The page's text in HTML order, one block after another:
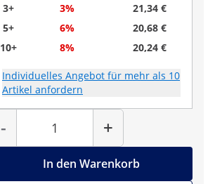
3+
3%
21,34 €
5+
6%
20,68 €
10+
8% 20,24 €
Individuelles Angebot für mehr als 10
Artikel anfordern
-
Menge
+
In den Warenkorb